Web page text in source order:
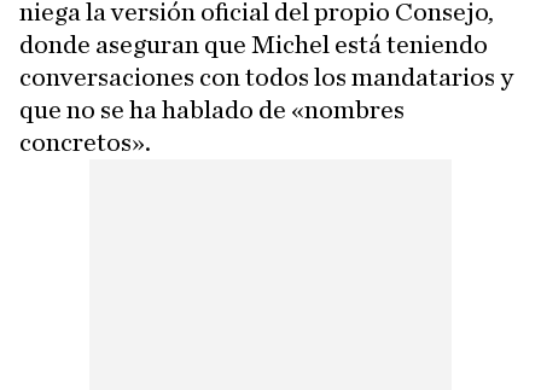
niega la versión oficial del propio Consejo,
donde aseguran que Michel está teniendo
conversaciones con todos los mandatarios y
que no se ha hablado de «nombres
concretos».